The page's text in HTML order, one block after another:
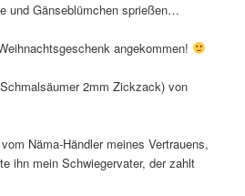
und Gänseblümchen sprießen…
angekommen!
2mm Zickzack) von
Näma-Händler meines Vertrauens,
ihn mein Schwiegervater, der zahlt